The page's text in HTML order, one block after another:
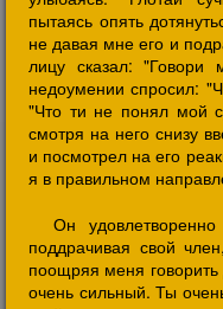
пытаясь опять
не давая мне его и
лицу сказал:
недоумении спросил:
"Что ти не понял мой
смотря на него снизу
и посмотрел на его
я в правильном
Он
поддрачивая свой
поощряя меня
очень сильный. Ты